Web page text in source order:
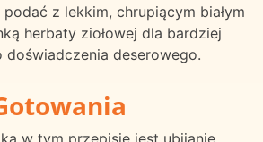
z lekkim, chrupiącym białym
herbaty ziołowej dla bardziej
doświadczenia deserowego.
w tym przepisie jest ubijanie